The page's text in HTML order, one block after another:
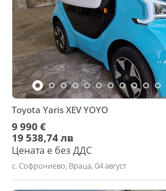
Toyota Yaris XEV YOYO
9 990 €
19 538,74 лв
Цената е без ДДС
с. Софрониево, Враца, 04 август